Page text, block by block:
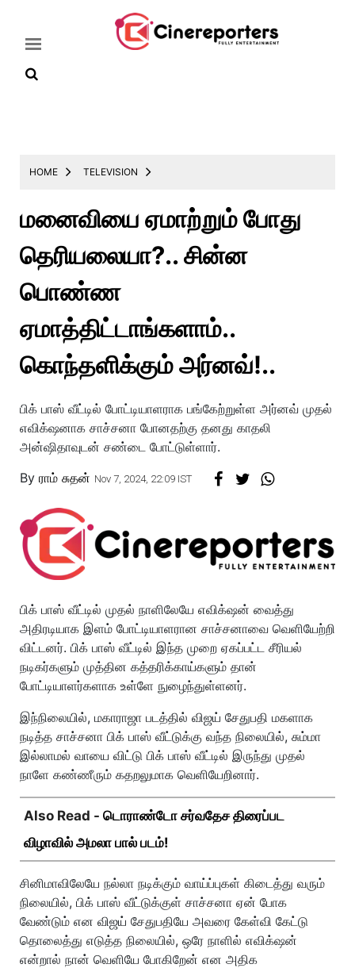
Latest
Throwback
Television
Story
HOME TELEVISION
மனைவியை ஏமாற்றும் போது
தெரியலையா?.. சின்ன
பொண்ண
ஏமாத்திட்டாங்களாம்..
கொந்தளிக்கும் அர்னவ்!..
பிக் பாஸ் வீட்டில் போட்டியாளராக பங்கேற்றுள்ள அர்னவ் முதல்
எவிக்‌ஷனாக சாச்சனா போனதற்கு தனது காதலி
அன்ஷிதாவுடன் சண்டை போட்டுள்ளார்.
By ராம் சுதன் Nov 7, 2024, 22:09 IST
பிக் பாஸ் வீட்டில் முதல் நாளிலேயே எவிக்‌ஷன் வைத்து
அதிரடியாக இளம் போட்டியாளரான சாச்சனாவை வெளியேற்றி
விட்டனர். பிக் பாஸ் வீட்டில் இந்த முறை ஏகப்பட்ட சீரியல்
நடிகர்களும் முத்தின கத்தரிக்காய்களும் தான்
போட்டியாளர்களாக உள்ளே நுழைந்துள்ளனர்.
இந்நிலையில், மகாராஜா படத்தில் விஜய் சேதுபதி மகளாக
நடித்த சாச்சனா பிக் பாஸ் வீட்டுக்கு வந்த நிலையில், சும்மா
இல்லாமல் வாயை விட்டு பிக் பாஸ் வீட்டில் இருந்து முதல்
நாளே கண்ணீரும் கதறலுமாக வெளியேறினார்.
Also Read - டொராண்டோ சர்வதேச திரைப்பட
விழாவில் அமலா பால் படம்!
சினிமாவிலேயே நல்லா நடிக்கும் வாய்ப்புகள் கிடைத்து வரும்
நிலையில், பிக் பாஸ் வீட்டுக்குள் சாச்சனா ஏன் போக
வேண்டும் என விஜய் சேதுபதியே அவரை கேள்வி கேட்டு
தொலைத்து எடுத்த நிலையில், ஒரே நாளில் எவிக்‌ஷன்
என்றால் நான் வெளியே போகிறேன் என அதிக